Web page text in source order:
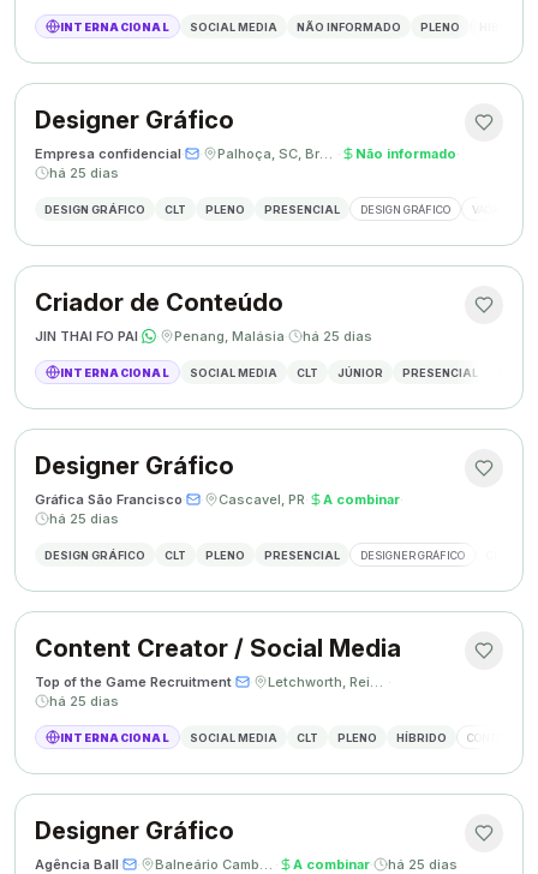
INTERNACIONAL SOCIAL MEDIA NÃO INFORMADO PLENO
Designer Gráfico
Empresa confidencial· · Palhoça, SC, Brasil · Não informado·
há 25 dias
DESIGN GRÁFICO CLT PLENO PRESENCIAL DESIGN GRÁFICO VAGA
Criador de Conteúdo
JIN THAI FO PAI· · Penang, Malásia· há 25 dias
INTERNACIONAL SOCIAL MEDIA CLT JÚNIOR PRESENCIAL
Designer Gráfico
Gráfica São Francisco· · Cascavel, PR· A combinar·
há 25 dias
DESIGN GRÁFICO CLT PLENO PRESENCIAL DESIGNER GRÁFICO
Content Creator / Social Media
Top of the Game Recruitment· · Letchworth, Reino Unido ·
há 25 dias
INTERNACIONAL SOCIAL MEDIA CLT PLENO HÍBRIDO CONTENT
Designer Gráfico
Agência Ball· · Balneário Camboriú, SC · A combinar· há 25 dias